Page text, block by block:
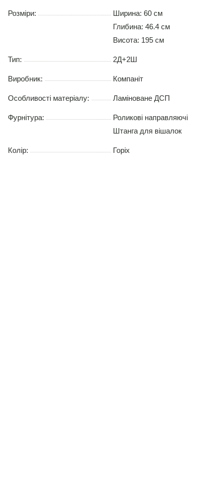
Розміри:
Ширина: 60 см
Глибина: 46.4 см
Висота: 195 см
Тип: 2Д+2Ш
Виробник: Компаніт
Особливості матеріалу: Ламіноване ДСП
Фурнітура:
Роликові направляючі
Штанга для вішалок
Колір: Горіх